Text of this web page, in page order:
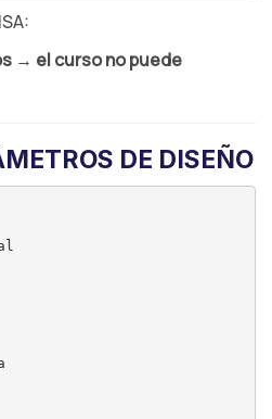
→ el curso no puede
DE DISEÑO